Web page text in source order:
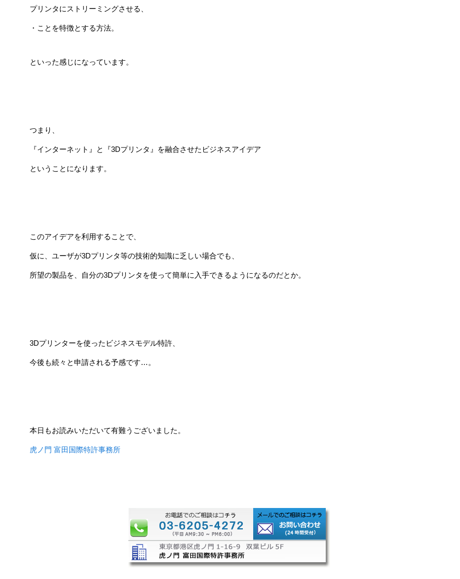
プリンタにストリーミングさせる、
・ことを特徴とする方法。
といった感じになっています。
つまり、
『インターネット』と『3Dプリンタ』を融合させたビジネスアイデア
ということになります。
このアイデアを利用することで、
仮に、ユーザが3Dプリンタ等の技術的知識に乏しい場合でも、
所望の製品を、自分の3Dプリンタを使って簡単に入手できるようになるのだとか。
3Dプリンターを使ったビジネスモデル特許、
今後も続々と申請される予感です…。
本日もお読みいただいて有難うございました。
虎ノ門 富田国際特許事務所